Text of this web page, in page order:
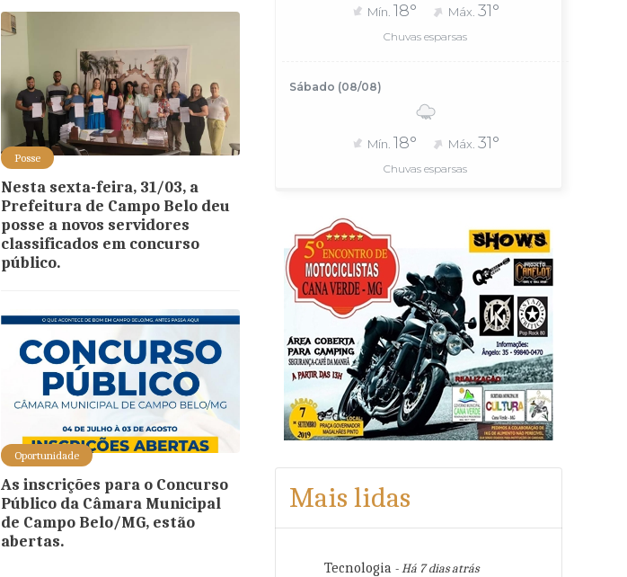
Posse
Nesta sexta-feira, 31/03, a
Prefeitura de Campo Belo deu
posse a novos servidores
classificados em concurso
público.
Oportunidade
As inscrições para o Concurso
Público da Câmara Municipal
de Campo Belo/MG, estão
abertas.
Mín. 18° Máx. 31°
Chuvas esparsas
Sábado (08/08)
Mín. 18° Máx. 31°
Chuvas esparsas
Mais lidas
Tecnologia - Há 7 dias atrás